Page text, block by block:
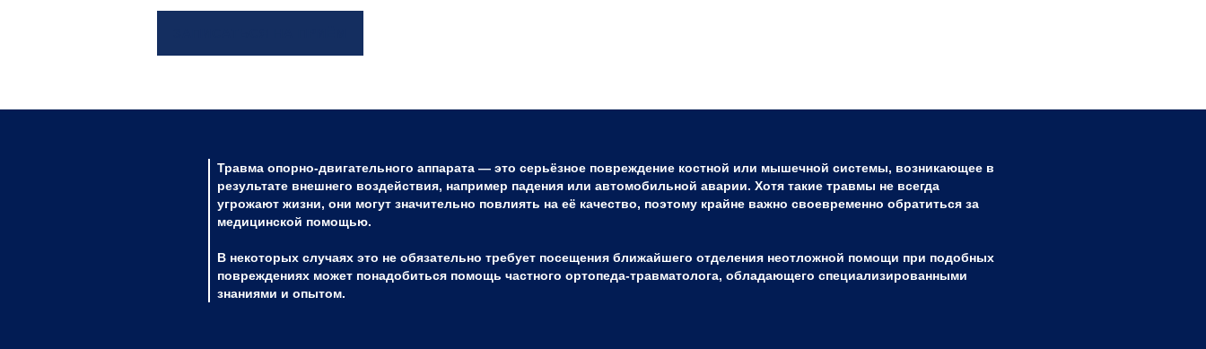
Травма опорно-двигательного аппарата — это серьёзное повреждение костной или мышечной системы, возникающее в
результате внешнего воздействия, например падения или автомобильной аварии. Хотя такие травмы не всегда
угрожают жизни, они могут значительно повлиять на её качество, поэтому крайне важно своевременно обратиться за
медицинской помощью.
В некоторых случаях это не обязательно требует посещения ближайшего отделения неотложной помощи при подобных
повреждениях может понадобиться помощь частного ортопеда-травматолога, обладающего специализированными
знаниями и опытом.